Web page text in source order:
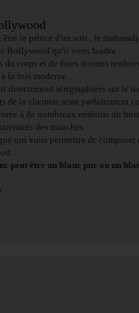
être le prince d'un soir , le
Bollywood qu'il vous faudra .
du corps et de fines dorures
la fois moderne .
directement sérigraphiées sur le
de la chemise reste parfaitement
à de nombreux endroits du
des manches .
qui vous permettra de composer
peut être un blanc pur ou un